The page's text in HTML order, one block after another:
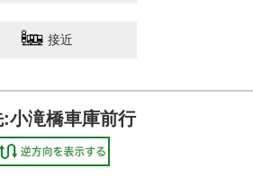
接近
小滝橋車庫前行